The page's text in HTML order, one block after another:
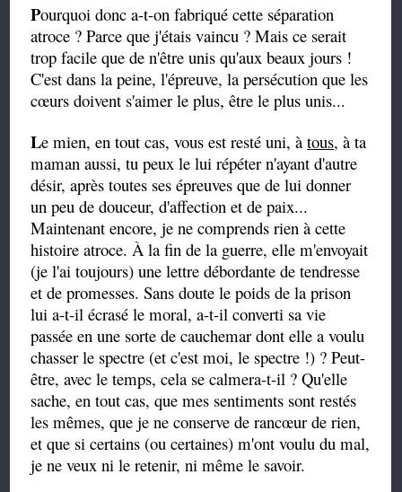
Pourquoi donc a-t-on fabriqué cette séparation
atroce ? Parce que j'étais vaincu ? Mais ce serait
trop facile que de n'être unis qu'aux beaux jours !
C'est dans la peine, l'épreuve, la persécution que les
cœurs doivent s'aimer le plus, être le plus unis...
Le mien, en tout cas, vous est resté uni, àtous, à ta
maman aussi, tu peux le lui répéter n'ayant d'autre
désir, après toutes ses épreuves que de lui donner
un peu de douceur, d'affection et de paix...
Maintenant encore, je ne comprends rien à cette
histoire atroce. À la fin de la guerre, elle m'envoyait
(je l'ai toujours) une lettre débordante de tendresse
et de promesses. Sans doute le poids de la prison
lui a-t-il écrasé le moral, a-t-il converti sa vie
passée en une sorte de cauchemar dont elle a voulu
chasser le spectre (et c'est moi, le spectre !) ? Peut-
être, avec le temps, cela se calmera-t-il ? Qu'elle
sache, en tout cas, que mes sentiments sont restés
les mêmes, que je ne conserve de rancœur de rien,
et que si certains (ou certaines) m'ont voulu du mal,
je ne veux ni le retenir, ni même le savoir.